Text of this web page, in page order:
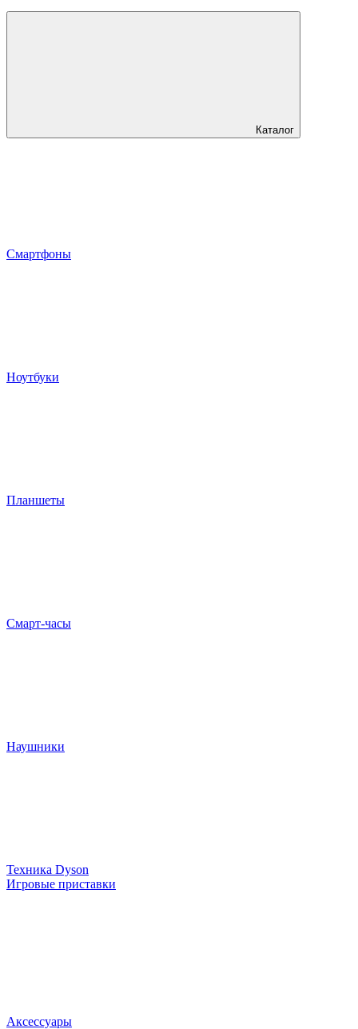
Каталог
Смартфоны
Ноутбуки
Планшеты
Смарт-часы
Наушники
Техника Dyson
Игровые приставки
Аксессуары